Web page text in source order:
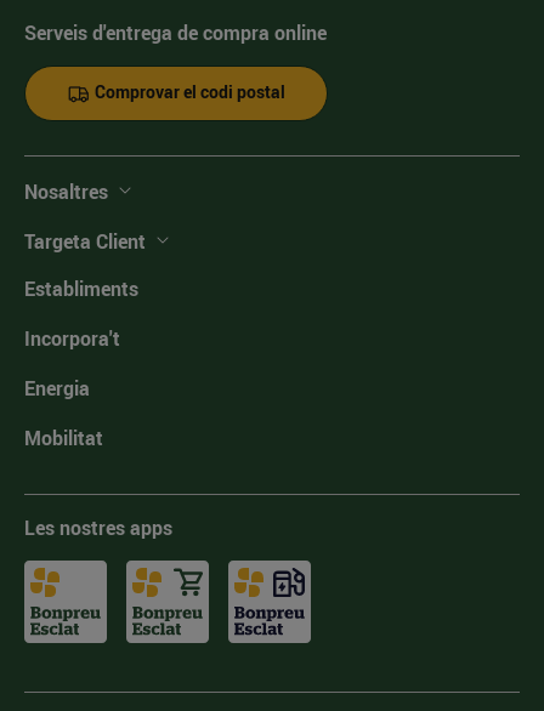
Serveis d'entrega de compra online
Comprovar el codi postal
Nosaltres
Targeta Client
Establiments
Incorpora't
Energia
Mobilitat
Les nostres apps